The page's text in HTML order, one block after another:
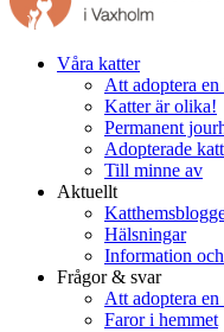
Våra katter
Att adoptera en
Katter är olika!
Permanent
Adopterade
Till minne av
Aktuellt
Hälsningar
Information
Frågor & svar
Att adoptera en
Faror i hemmet